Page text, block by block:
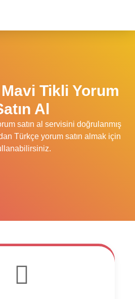
Tikli Yorum
Al
satın al servisini doğrulanmış
Türkçe yorum satın almak için